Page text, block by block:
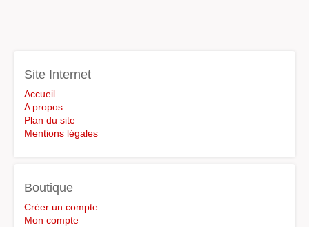
Site Internet
Accueil
A propos
Plan du site
Mentions légales
Boutique
Créer un compte
Mon compte